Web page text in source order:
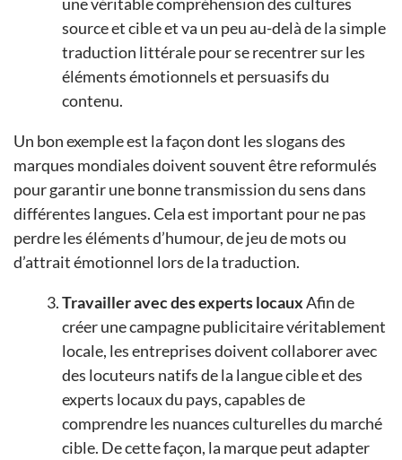
source et cible et va un peu au-delà de la simple
traduction littérale pour se recentrer sur les
éléments émotionnels et persuasifs du
contenu.
Un bon exemple est la façon dont les slogans des
marques mondiales doivent souvent être reformulés
pour garantir une bonne transmission du sens dans
différentes langues. Cela est important pour ne pas
perdre les éléments d’humour, de jeu de mots ou
d’attrait émotionnel lors de la traduction.
Travailler avec des experts locauxAfin de
créer une campagne publicitaire véritablement
locale, les entreprises doivent collaborer avec
des locuteurs natifs de la langue cible et des
experts locaux du pays, capables de
comprendre les nuances culturelles du marché
cible. De cette façon, la marque peut adapter